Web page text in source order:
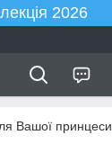
2026
Вашої принцеси